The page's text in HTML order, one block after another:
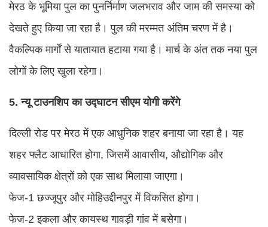
मेरठ के भूमिया पुल का पुनर्निर्माण जलभराव और जाम की समस्या को
देखते हुए किया जा रहा है। पुल की मरम्मत अंतिम चरण में है।
वैकल्पिक मार्गों से यातायात हटाया गया है। मार्च के अंत तक नया पुल
लोगों के लिए खुला रहेगा।
5. न्यू टाउनशिप का उद्घाटन सीएम योगी करेंगे
दिल्ली रोड पर मेरठ में एक आधुनिक शहर बनाया जा रहा है। यह
शहर फ्लैट आधारित होगा, जिसमें आवासीय, औद्योगिक और
व्यावसायिक क्षेत्रों को एक साथ मिलाया जाएगा।
फेज-1 छज्जूपुर और मोहिउद्दीनपुर में विकसित होगा।
फेज-2 इकला और कायस्थ गावड़ी गांव में बसेगा।